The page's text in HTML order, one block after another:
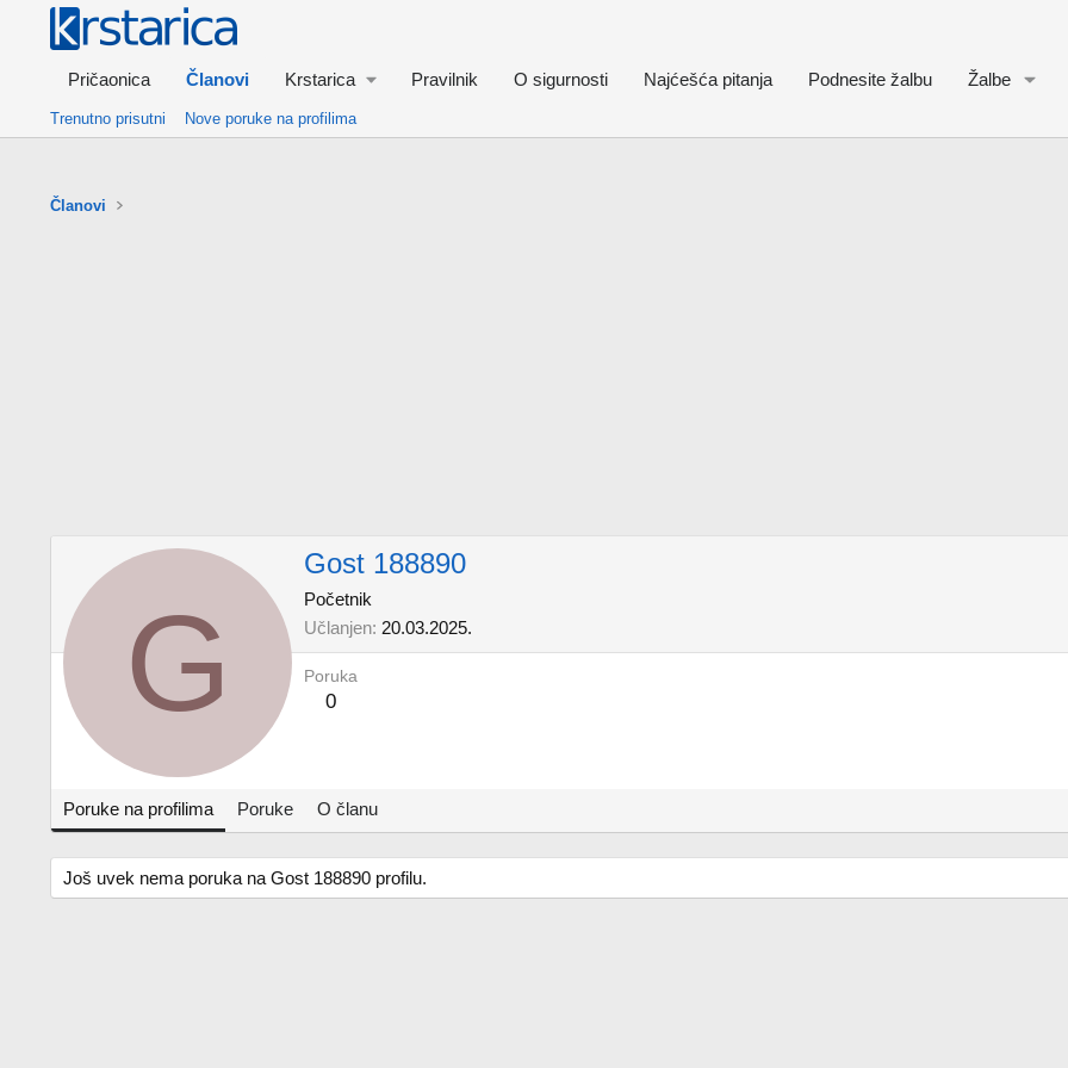
Pričaonica Članovi Krstarica Pravilnik O sigurnosti Najćešća pitanja Podnesite žalbu Žalbe
Trenutno prisutni Nove poruke na profilima
Članovi
G
Gost 188890
Početnik
Učlanjen 20.03.2025.
Poruka
0
Poruke na profilima Poruke O članu
Još uvek nema poruka na Gost 188890 profilu.